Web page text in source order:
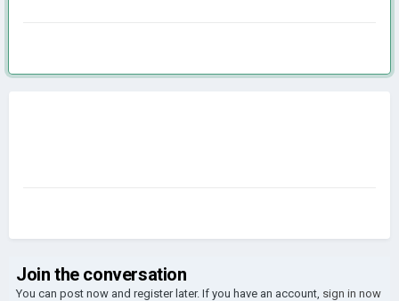
Join the conversation
You can post now and register later. If you have an account, sign in now